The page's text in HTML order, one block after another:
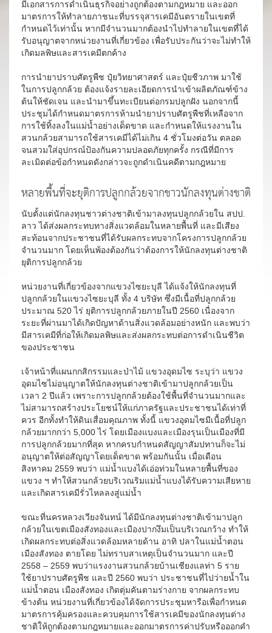
มีเอกสารการดำเนินธุรกิจอย่างถูกต้องตามกฎหมาย และออก
มาตรการให้ทำลายภาชนะที่บรรจุสารเคมีอันตรายในเขตที่
กำหนดไว้เท่านั้น หากมีจำนวนมากต้องนำไปทำลายในเขตที่ได้
รับอนุญาตจากหน่วยงานที่เกี่ยวข้อง เพื่อรับประกันว่าจะไม่ทำให้
เกิดมลพิษและสารเคมีตกค้าง
การนำยาปราบศัตรูพืช ปุ๋ยวิทยาศาสตร์ และปุ๋ยชีวภาพ มาใช้
ในการปลูกกล้วย ต้องแจ้งรายละเอียดการนำเข้าผลิตภัณฑ์ข้าง
ต้นให้ชัดเจน และนำมาขึ้นทะเบียนต่อกรมปลูกฝัง นอกจากนี้
ประชุมได้กำหนดมาตรการห้ามนำยาปราบศัตรูพืชที่เหลือจาก
การใช้ทิ้งลงในแม่น้ำอย่างเด็ดขาด และกำหนดให้แรงงานใน
สวนกล้วยสามารถใช้สารเคมีได้ไม่เกิน 4 ชั่วโมงต่อวัน ตลอด
จนสวมใส่อุปกรณ์ป้องกันความปลอดภัยทุกครั้ง กรณีที่มีการ
ละเมิดต่อข้อกำหนดดังกล่าวจะถูกดำเนินคดีตามกฎหมาย
หลายพื้นที่จะยุติการปลูกกล้วยจากชาวนักลงทุนต่างชาติ
นับตั้งแต่นักลงทุนชาวต่างชาติเข้ามาลงทุนปลูกกล้วยใน สปป.
ลาว ได้ส่งผลกระทบทางสิ่งแวดล้อมในหลายพื้นที่ และมีเสียง
สะท้อนจากประชาชนที่ได้รับผลกระทบจากโครงการปลูกกล้วย
จำนวนมาก โดยเห็นพ้องต้องกันว่าต้องการให้นักลงทุนต่างชาติ
ยุติการปลูกกล้วย
หน่วยงานที่เกี่ยวข้องจากแขวงไซยะบุลี ได้แจ้งให้นักลงทุนที่
ปลูกกล้วยในแขวงไซยะบุลี ทั้ง 4 บริษัท ซึ่งมีเนื้อที่ปลูกกล้วย
ประมาณ 520 ไร่ ยุติการปลูกกล้วยภายในปี 2560 เนื่องจาก
ระยะที่ผ่านมาได้เกิดปัญหาด้านสิ่งแวดล้อมอย่างหนัก และพบว่า
มีสารเคมีที่ก่อให้เกิดมลพิษและส่งผลกระทบต่อการดำเนินชีวิต
ของประชาชน
เจ้าหน้าที่แผนกกสิกรรมและป่าไม้ แขวงอุดมไซ ระบุว่า แขวง
อุดมไซไม่อนุญาตให้นักลงทุนต่างชาติเข้ามาปลูกกล้วยเป็น
เวลา 2 ปีแล้ว เพราะการปลูกกล้วยต้องใช้พื้นที่จำนวนมากและ
ไม่สามารถสร้างประโยชน์ให้แก่ภาครัฐและประชาชนได้เท่าที่
ควร อีกทั้งทำให้ดินเสื่อมคุณภาพ ทั้งนี้ แขวงอุดมไซมีเนื้อที่ปลูก
กล้วยมากกว่า 5,000 ไร่ โดยเมืองแบงและเมืองรุนเป็นเมืองที่มี
การปลูกกล้วยมากที่สุด หากครบกำหนดสัญญาสัมปทานก็จะไม่
อนุญาตให้ต่อสัญญาโดยเด็ดขาด พร้อมกันนั้น เมื่อเดือน
สิงหาคม 2559 พบว่า แม่น้ำแบงได้เอ่อท่วมในหลายพื้นที่ของ
แขวง ฯ ทำให้สวนกล้วยบริเวณริมแม่น้ำแบงได้รับความเสียหาย
และเกิดสารเคมีรั่วไหลลงสู่แม่น้ำ
ขณะที่นครหลวงเวียงจันทน์ ได้มีนักลงทุนต่างชาติเข้ามาปลูก
กล้วยในเขตเมืองสังทองและเมืองปากงึมเป็นบริเวณกว้าง ทำให้
เกิดผลกระทบต่อสิ่งแวดล้อมหลายด้าน อาทิ ปลาในแม่น้ำตอน
เมืองสังทอง ตายโดย ไม่ทราบสาเหตุเป็นจำนวนมาก และปี
2558 – 2559 พบว่าแรงงานสวนกล้วยบ้านเชียงแลท่า 5 ราย
ใช้ยาปราบศัตรูพืช และปี 2560 พบว่า ประชาชนที่ไปว่ายน้ำใน
แม่น้ำตอน เมืองสังทอง เกิดตุ่มคันตามร่างกาย จากผลกระทบ
ข้างต้น หน่วยงานที่เกี่ยวข้องได้จัดการประชุมหารือเพื่อกำหนด
มาตรการคุ้มครองและควบคุมการใช้สารเคมีของนักลงทุนต่าง
ชาติให้ถูกต้องตามกฎหมายและออกมาตรการค่าปรับหรือออกคำ